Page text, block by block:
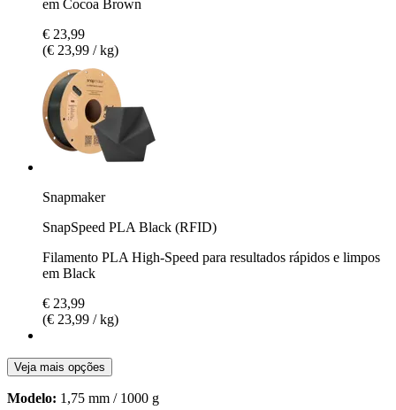
em Cocoa Brown
€ 23,99
(€ 23,99 / kg)
Snapmaker
SnapSpeed PLA Black (RFID)
Filamento PLA High-Speed para resultados rápidos e limpos
em Black
€ 23,99
(€ 23,99 / kg)
Veja mais opções
Modelo: 1,75 mm / 1000 g